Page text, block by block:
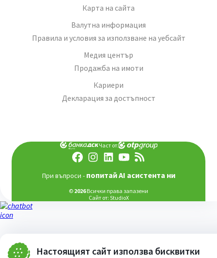
Настоящият сайт използва бисквитки
Карта на сайта
Валутна информация
Правила и условия за използване на уебсайт
Медия център
Продажба на имоти
Кариери
Декларация за достъпност
Част от:
При въпроси - попитай AI асистента ни
© 2026Всички права запазени
Сайт от: StudioX